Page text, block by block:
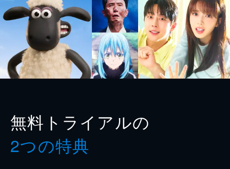
無料トライアルの
2つの特典